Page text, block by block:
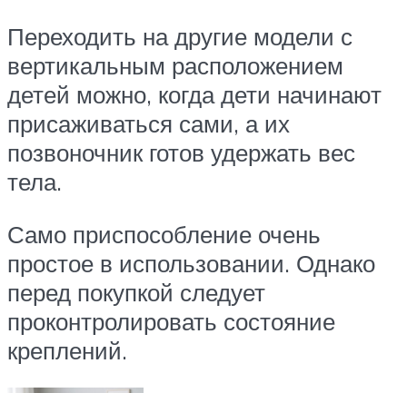
Переходить на другие модели с
вертикальным расположением
детей можно, когда дети начинают
присаживаться сами, а их
позвоночник готов удержать вес
тела.
Само приспособление очень
простое в использовании. Однако
перед покупкой следует
проконтролировать состояние
креплений.